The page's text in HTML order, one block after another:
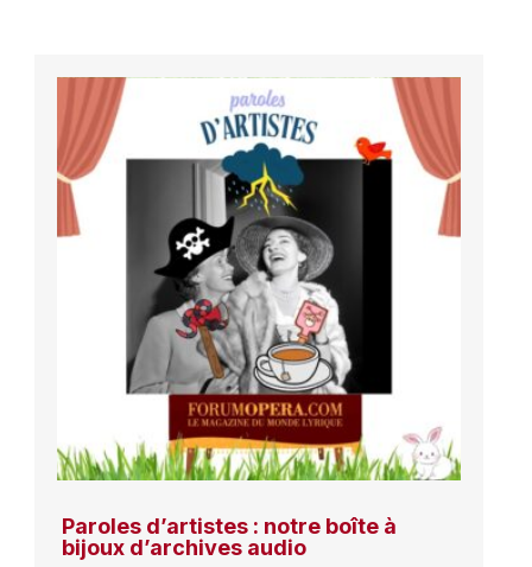
Paroles d’artistes : notre boîte à
bijoux d’archives audio